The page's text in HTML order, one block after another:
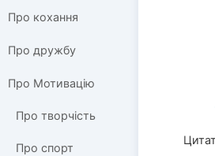
Про кохання
Про дружбу
Про Мотивацію
Про творчість
Про спорт